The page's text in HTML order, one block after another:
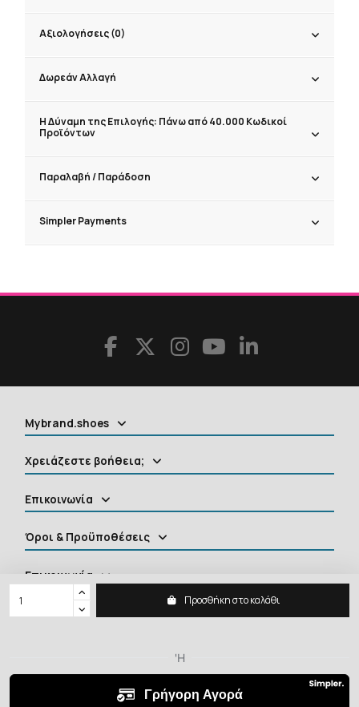
Προσθήκη στο καλάθι
Αξιολογήσεις (0)
Δωρεάν Αλλαγή
Η Δύναμη της Επιλογής: Πάνω από 40.000 Κωδικοί
Προϊόντων
Παραλαβή / Παράδoση
Simpler Payments
Mybrand.shoes
Χρειάζεστε βοήθεια;
Επικοινωνία
Όροι & Προϋποθέσεις
Επικοινωνία